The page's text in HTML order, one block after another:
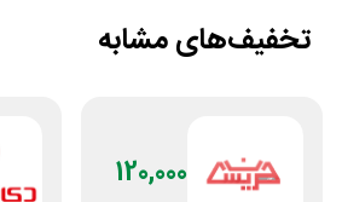
تخفیف‌های مشابه
120,000